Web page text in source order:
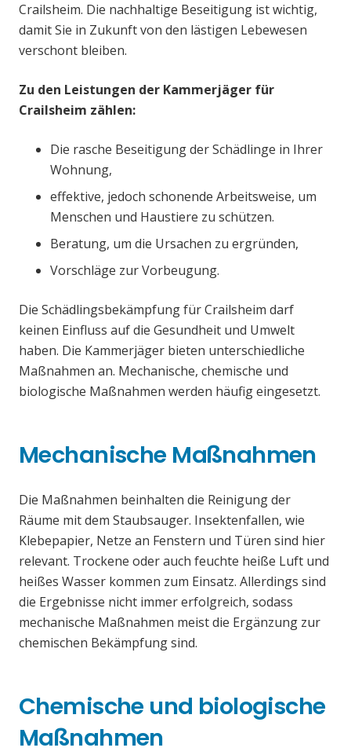
Crailsheim. Die nachhaltige Beseitigung ist wichtig,
damit Sie in Zukunft von den lästigen Lebewesen
verschont bleiben.
Zu den Leistungen der Kammerjäger für
Crailsheim zählen:
Die rasche Beseitigung der Schädlinge in Ihrer
Wohnung,
effektive, jedoch schonende Arbeitsweise, um
Menschen und Haustiere zu schützen.
Beratung, um die Ursachen zu ergründen,
Vorschläge zur Vorbeugung.
Die Schädlingsbekämpfung für Crailsheim darf
keinen Einfluss auf die Gesundheit und Umwelt
haben. Die Kammerjäger bieten unterschiedliche
Maßnahmen an. Mechanische, chemische und
biologische Maßnahmen werden häufig eingesetzt.
Mechanische Maßnahmen
Die Maßnahmen beinhalten die Reinigung der
Räume mit dem Staubsauger. Insektenfallen, wie
Klebepapier, Netze an Fenstern und Türen sind hier
relevant. Trockene oder auch feuchte heiße Luft und
heißes Wasser kommen zum Einsatz. Allerdings sind
die Ergebnisse nicht immer erfolgreich, sodass
mechanische Maßnahmen meist die Ergänzung zur
chemischen Bekämpfung sind.
Chemische und biologische
Maßnahmen